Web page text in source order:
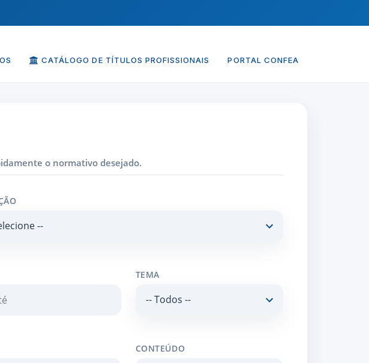
CATÁLOGO DE TÍTULOS PROFISSIONAIS PORTAL CONFEA
o normativo desejado.
TEMA
CONTEÚDO